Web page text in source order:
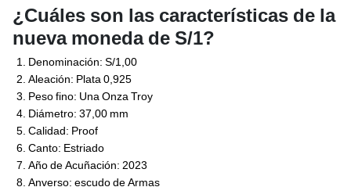
¿Cuáles son las características de la
nueva moneda de S/1?
Denominación: S/1,00
Aleación: Plata 0,925
Peso fino: Una Onza Troy
Diámetro: 37,00 mm
Calidad: Proof
Canto: Estriado
Año de Acuñación: 2023
Anverso: escudo de Armas